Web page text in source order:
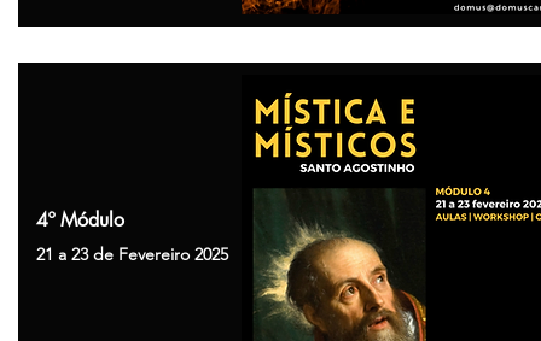
4º Módulo
21 a 23 de Fevereiro 2025